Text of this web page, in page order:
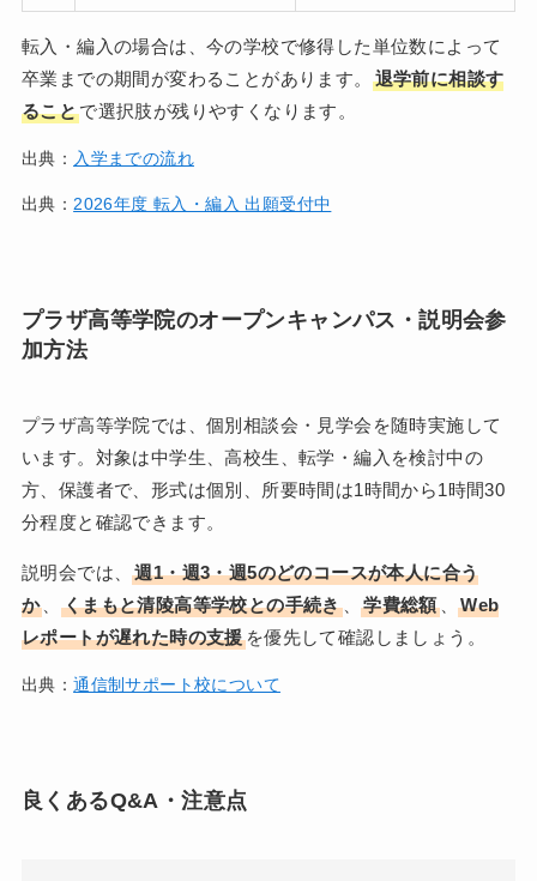
転入・編入の場合は、今の学校で修得した単位数によって
卒業までの期間が変わることがあります。
退学前に相談す
ることで選択肢が残りやすくなります。
出典： 入学までの流れ
出典： 2026年度 転入・編入 出願受付中
プラザ高等学院のオープンキャンパス・説明会参
加方法
プラザ高等学院では、個別相談会・見学会を随時実施して
います。対象は中学生、高校生、転学・編入を検討中の
方、保護者で、形式は個別、所要時間は1時間から1時間30
分程度と確認できます。
説明会では、週1・週3・週5のどのコースが本人に合う
か
くまもと清陵高等学校との手続き、学費総額、Web
レポートが遅れた時の支援を優先して確認しましょう。
出典：通信制サポート校について
良くあるQ&A・注意点